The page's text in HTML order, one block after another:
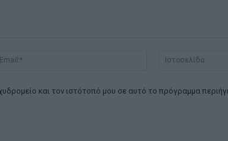
Email:*
και τον ιστότοπό μου σε αυτό το πρόγραμμα